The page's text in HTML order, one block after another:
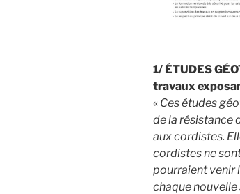
1/ ÉTUDES
travaux
« Ces études
de la résistance
aux cordistes.
cordistes ne
pourraient venir
chaque